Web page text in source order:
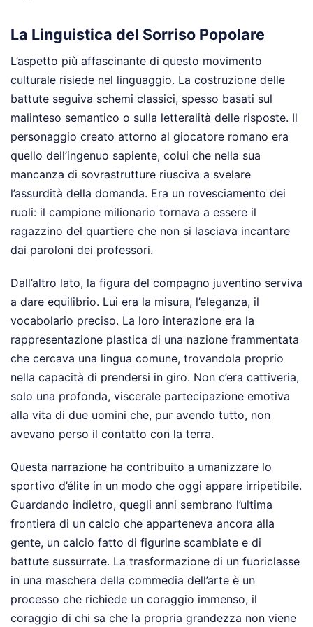
La Linguistica del Sorriso Popolare
L’aspetto più affascinante di questo movimento
culturale risiede nel linguaggio. La costruzione delle
battute seguiva schemi classici, spesso basati sul
malinteso semantico o sulla letteralità delle risposte. Il
personaggio creato attorno al giocatore romano era
quello dell’ingenuo sapiente, colui che nella sua
mancanza di sovrastrutture riusciva a svelare
l’assurdità della domanda. Era un rovesciamento dei
ruoli: il campione milionario tornava a essere il
ragazzino del quartiere che non si lasciava incantare
dai paroloni dei professori.
Dall’altro lato, la figura del compagno juventino serviva
a dare equilibrio. Lui era la misura, l’eleganza, il
vocabolario preciso. La loro interazione era la
rappresentazione plastica di una nazione frammentata
che cercava una lingua comune, trovandola proprio
nella capacità di prendersi in giro. Non c’era cattiveria,
solo una profonda, viscerale partecipazione emotiva
alla vita di due uomini che, pur avendo tutto, non
avevano perso il contatto con la terra.
Questa narrazione ha contribuito a umanizzare lo
sportivo d’élite in un modo che oggi appare irripetibile.
Guardando indietro, quegli anni sembrano l’ultima
frontiera di un calcio che apparteneva ancora alla
gente, un calcio fatto di figurine scambiate e di
battute sussurrate. La trasformazione di un fuoriclasse
in una maschera della commedia dell’arte è un
processo che richiede un coraggio immenso, il
coraggio di chi sa che la propria grandezza non viene